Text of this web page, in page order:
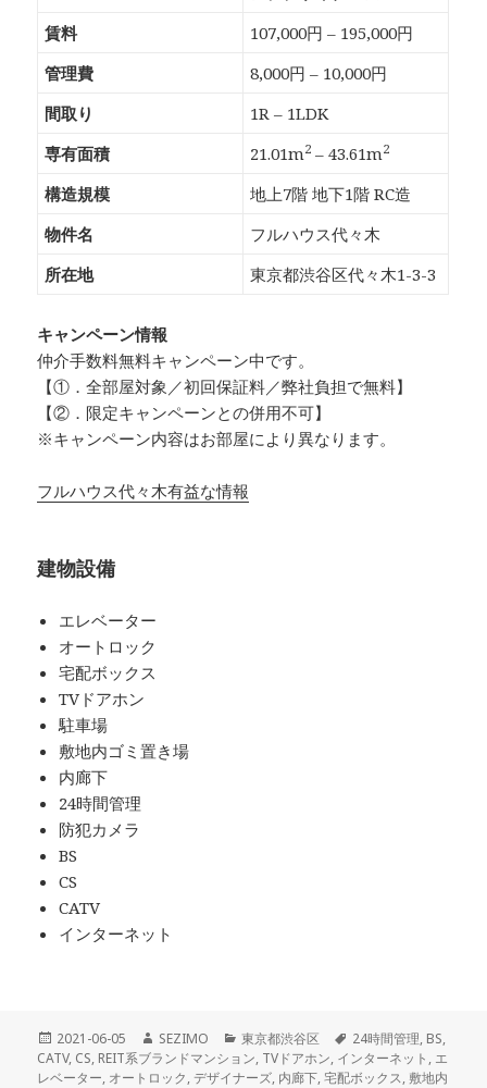
賃料
107,000円 – 195,000円
管理費
8,000円 – 10,000円
間取り
1R – 1LDK
専有面積
21.01m2 – 43.61m2
構造規模
地上7階 地下1階 RC造
物件名
フルハウス代々木
所在地
東京都渋谷区代々木1-3-3
キャンペーン情報
仲介手数料無料キャンペーン中です。
【①．全部屋対象／初回保証料／弊社負担で無料】
【②．限定キャンペーンとの併用不可】
※キャンペーン内容はお部屋により異なります。
フルハウス代々木有益な情報
建物設備
エレベーター
オートロック
宅配ボックス
TVドアホン
駐車場
敷地内ゴミ置き場
内廊下
24時間管理
防犯カメラ
BS
CS
CATV
インターネット
投
稿
日:
2021-06-05
作
成
者
SEZIMO
カ
テ
ゴ
東京都渋谷区
タ
グ
24時間管理, BS,
CATV, CS, REIT系ブランドマンション, TVドアホン, インターネット , エ
レベーター, オートロック,デザイナーズ, 内廊下,宅配ボックス, 敷地内